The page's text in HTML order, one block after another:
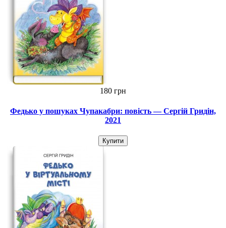
180 грн
Федько у пошуках Чупакабри: повість — Сергій Гридін,
2021
Купити